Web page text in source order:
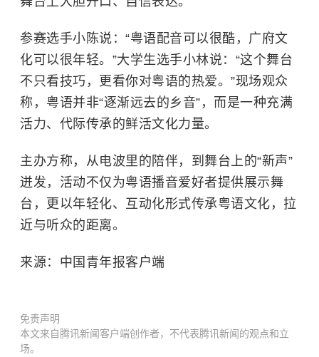
参赛选手小陈说：“粤语配音可以很酷，广府文
化可以很年轻。”大学生选手小林说：“这个舞台
不只看技巧，更看你对粤语的热爱。”现场观众
称，粤语并非“逐渐远去的乡音”，而是一种充满
活力、代际传承的鲜活文化力量。
主办方称，从电波里的陪伴，到舞台上的“新声”
迸发，活动不仅为粤语播音爱好者提供展示舞
台，更以年轻化、互动化形式传承粤语文化，拉
近与听众的距离。
来源：中国青年报客户端
免责声明
本文来自腾讯新闻客户端创作者，不代表腾讯新闻的观点和立
场。